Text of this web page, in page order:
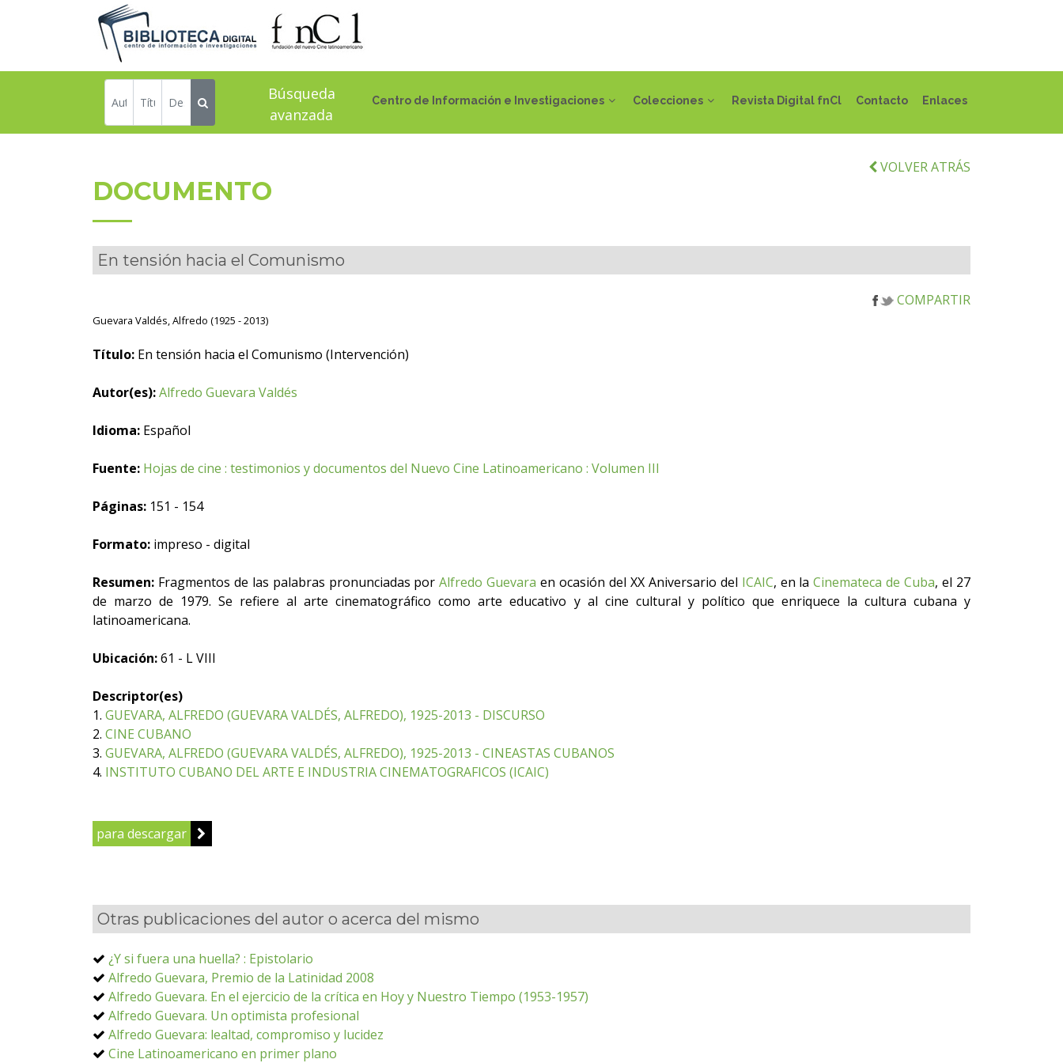
Centro de Información e Investigaciones Colecciones Revista Digital fnCl Contacto Enlaces
Búsqueda
avanzada
VOLVER ATRÁS
DOCUMENTO
En tensión hacia el Comunismo
COMPARTIR
Guevara Valdés, Alfredo (1925 - 2013)
Título: En tensión hacia el Comunismo (Intervención)
Autor(es):Alfredo Guevara Valdés
Idioma: Español
Fuente: Hojas de cine : testimonios y documentos del Nuevo Cine Latinoamericano : Volumen III
Páginas: 151 - 154
Formato: impreso - digital
Resumen: Fragmentos de las palabras pronunciadas por Alfredo Guevaraen ocasión del XX Aniversario del ICAIC, en laCinemateca de Cuba, el 27
de marzo de 1979. Se refiere al arte cinematográfico como arte educativo y al cine cultural y político que enriquece la cultura cubana y
latinoamericana.
Ubicación:61 - L VIII
Descriptor(es)
1. GUEVARA, ALFREDO (GUEVARA VALDÉS, ALFREDO), 1925-2013 - DISCURSO
2. CINE CUBANO
3. GUEVARA, ALFREDO (GUEVARA VALDÉS, ALFREDO), 1925-2013 - CINEASTAS CUBANOS
4. INSTITUTO CUBANO DEL ARTE E INDUSTRIA CINEMATOGRAFICOS (ICAIC)
para descargar
Otras publicaciones del autor o acerca del mismo
¿Y si fuera una huella? : Epistolario
Alfredo Guevara, Premio de la Latinidad 2008
Alfredo Guevara. En el ejercicio de la crítica en Hoy y Nuestro Tiempo (1953-1957)
Alfredo Guevara. Un optimista profesional
Alfredo Guevara: lealtad, compromiso y lucidez
Cine Latinoamericano en primer plano